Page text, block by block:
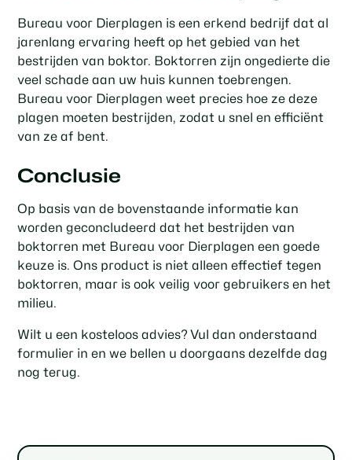
Bureau voor Dierplagen is een erkend bedrijf dat al
jarenlang ervaring heeft op het gebied van het
bestrijden van boktor. Boktorren zijn ongedierte die
veel schade aan uw huis kunnen toebrengen.
Bureau voor Dierplagen weet precies hoe ze deze
plagen moeten bestrijden, zodat u snel en efficiënt
van ze af bent.
Conclusie
Op basis van de bovenstaande informatie kan
worden geconcludeerd dat het bestrijden van
boktorren met Bureau voor Dierplagen een goede
keuze is. Ons product is niet alleen effectief tegen
boktorren, maar is ook veilig voor gebruikers en het
milieu.
Wilt u een kosteloos advies? Vul dan onderstaand
formulier in en we bellen u doorgaans dezelfde dag
nog terug.